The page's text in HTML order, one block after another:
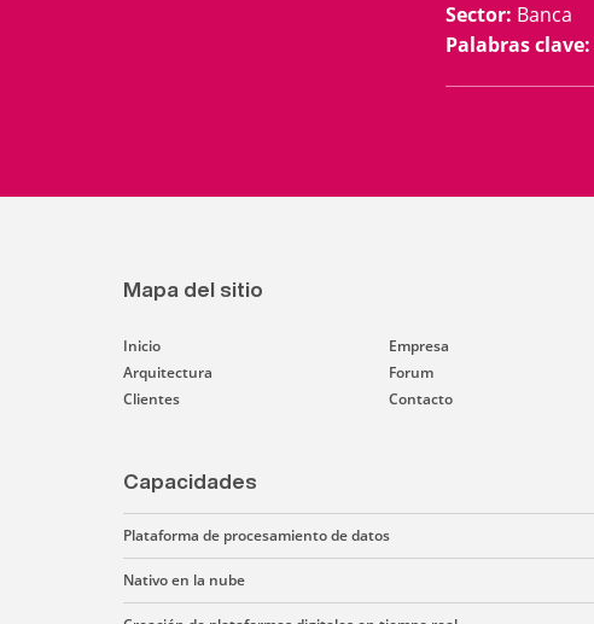
Sector: Banca
Palabras clave:
Mapa del sitio
Inicio
Arquitectura
Clientes
Empresa
Forum
Contacto
Capacidades
Plataforma de procesamiento de datos
Nativo en la nube